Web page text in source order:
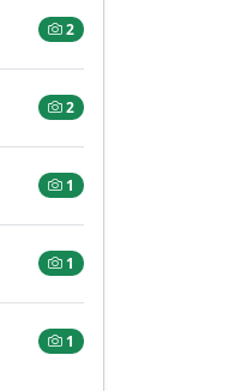
2
2
1
1
1